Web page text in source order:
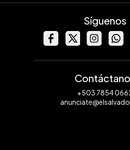
Síguenos
+503 7854